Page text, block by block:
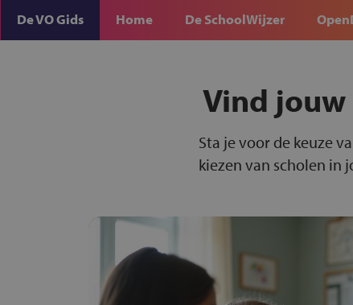
De VO Gids Home De SchoolWijzer
Vind
Sta je voor de keuze
kiezen van scholen in